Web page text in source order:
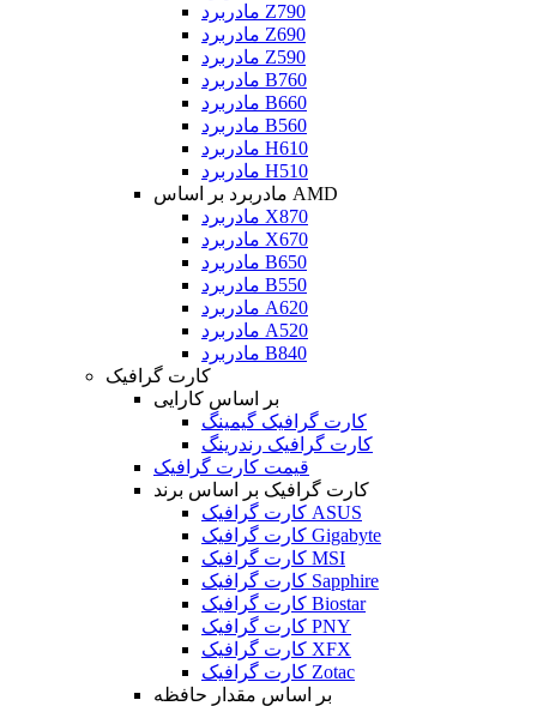
مادربرد Z790
مادربرد Z690
مادربرد Z590
مادربرد B760
مادربرد B660
مادربرد B560
مادربرد H610
مادربرد H510
مادربرد بر اساس AMD
مادربرد X870
مادربرد X670
مادربرد B650
مادربرد B550
مادربرد A620
مادربرد A520
مادربرد B840
کارت گرافیک
بر اساس کارایی
کارت گرافیک گیمینگ
کارت گرافیک رندرینگ
قیمت کارت گرافیک
کارت گرافیک بر اساس برند
کارت گرافیک ASUS
کارت گرافیک Gigabyte
کارت گرافیک MSI
کارت گرافیک Sapphire
کارت گرافیک Biostar
کارت گرافیک PNY
کارت گرافیک XFX
کارت گرافیک Zotac
بر اساس مقدار حافظه